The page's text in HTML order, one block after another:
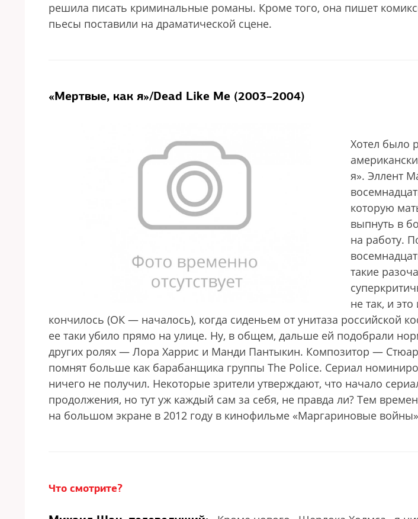
решила писать криминальные романы. Кроме того, она пишет
пьесы поставили на драматической сцене.
«Мертвые, как я»/Dead Like Me (2003–2004)
Хотел было
я». Эллент
которую
выпнуть в
на работу.
такие
не так, и
кончилось (ОК — началось), когда сиденьем от унитаза российской
ее таки убило прямо на улице. Ну, в общем, дальше ей подобрали
других ролях — Лора Харрис и Манди Пантыкин. Композитор —
помнят больше как барабанщика группы The Police. Сериал
ничего не получил. Некоторые зрители утверждают, что начало
продолжения, но тут уж каждый сам за себя, не правда ли? Тем
на большом экране в 2012 году в кинофильме «Маргариновые
Что смотрите?